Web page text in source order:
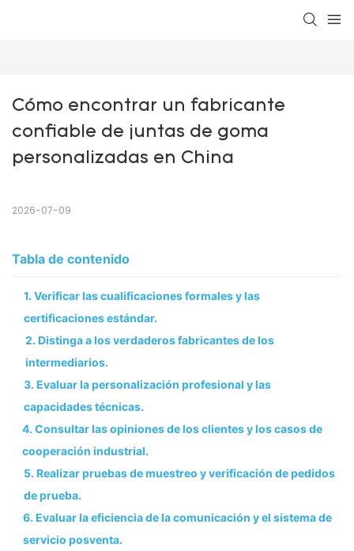
Cómo encontrar un fabricante
confiable de juntas de goma
personalizadas en China
2026-07-09
Tabla de contenido
1. Verificar las cualificaciones formales y las
certificaciones estándar.
2. Distinga a los verdaderos fabricantes de los
intermediarios.
3. Evaluar la personalización profesional y las
capacidades técnicas.
4. Consultar las opiniones de los clientes y los casos de
cooperación industrial.
5. Realizar pruebas de muestreo y verificación de pedidos
de prueba.
6. Evaluar la eficiencia de la comunicación y el sistema de
servicio posventa.